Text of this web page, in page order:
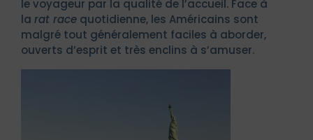
le voyageur par la qualité de l’accueil. Face à
la rat race quotidienne, les Américains sont
malgré tout généralement faciles à aborder,
ouverts d’esprit et très enclins à s’amuser.